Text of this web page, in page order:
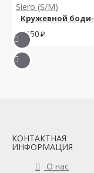
Кружевной
3050
КОНТАКТНАЯ
ИНФОРМАЦИЯ
О нас